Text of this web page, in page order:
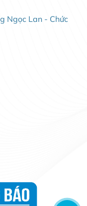
Ngọc Lan - Chức